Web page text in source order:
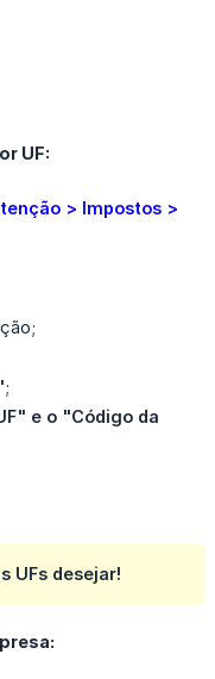
UF:
> Impostos >
;
e o "Código da
UFs desejar!